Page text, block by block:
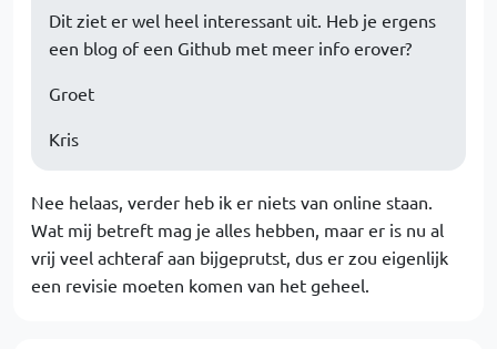
Dit ziet er wel heel interessant uit. Heb je ergens
een blog of een Github met meer info erover?
Groet
Kris
Nee helaas, verder heb ik er niets van online staan.
Wat mij betreft mag je alles hebben, maar er is nu al
vrij veel achteraf aan bijgeprutst, dus er zou eigenlijk
een revisie moeten komen van het geheel.